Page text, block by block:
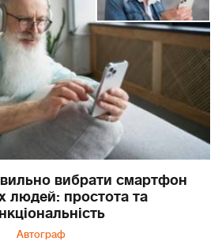
вибрати смартфон
людей: простота та
Автограф